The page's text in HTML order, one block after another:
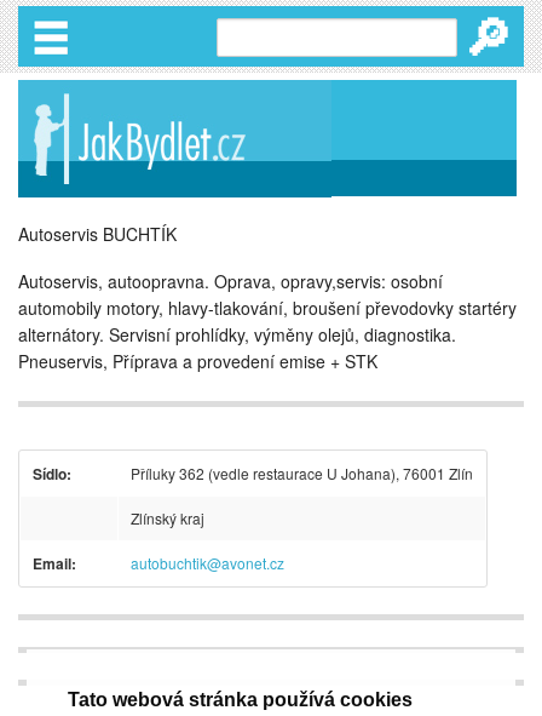
🔎
Autoservis BUCHTÍK
Autoservis, autoopravna. Oprava, opravy,servis: osobní
automobily motory, hlavy-tlakování, broušení převodovky startéry
alternátory. Servisní prohlídky, výměny olejů, diagnostika.
Pneuservis, Příprava a provedení emise + STK
Sídlo: Příluky 362 (vedle restaurace U Johana), 76001 Zlín
Zlínský kraj
Email: autobuchtik@avonet.cz
Tato webová stránka používá cookies